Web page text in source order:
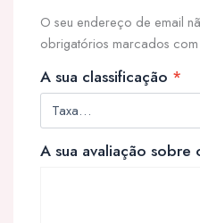
O seu endereço de email
obrigatórios marcados com
A sua classificação *
A sua avaliação